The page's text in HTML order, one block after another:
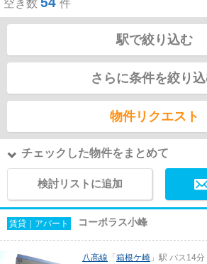
空き数
件
駅で絞り込む
さらに条件を絞り
物件リクエスト
チェックした物件をまとめて
検討リストに追加
賃貸｜アパート コーポラス小峰
八高線 「箱根ケ崎 」駅 バス14